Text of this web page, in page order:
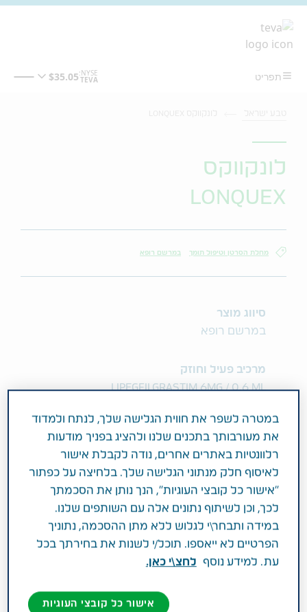
לונקווקס
LONQUEX
מחלת הסרטן וטיפול תומך במרשם רופא
סיווג מוצר
במרשם רופא
מרכיב פעיל וחוזק
LIPEGFILGRASTIM 6MG / 0.6 ML
תחום טיפול
מחלת הסרטן וטיפול תומך
פעילות רפואית
לקיצור משך נויטרופניה (ירידה בספירת נויטרופילים
- תאי דם לבנים) ולהפחתת השכיחות של נויטרופניה
עם חום על רקע של טיפול כימותרפי. קבוצה
במטרה לשפר את חווית הגלישה שלך, לנתח ולמדוד
את מעורבותך בתכנים שלנו ולהציג בפניך מודעות
רלוונטיות באתרים אחרים, נודה לקבלת אישור
לאיסוף חלק מנתוני הגלישה שלך. בלחיצה על כפתור
"אישור כל קובצי העוגיות", הנך נותן את הסכמתך
לכך, וכן לשיתוף נתונים אלה עם השותפים שלנו.
במידה ותבחר\י לגלוש ללא מתן ההסכמה, נתוניך
הפרטיים לא ייאספו. תוכל/י לשנות את בחירתך בכל
עת. למידע נוסף
לחצ\י כאן.
אישור כל קובצי העוגיות